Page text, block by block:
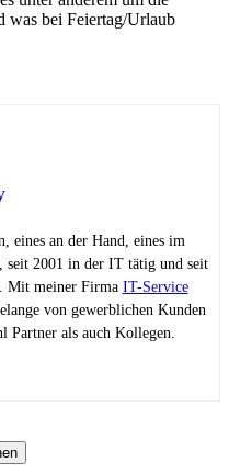
was bei Feiertag/Urlaub
eines an der Hand, eines im
seit 2001 in der IT tätig und seit
Mit meiner Firma IT-Service
von gewerblichen Kunden
Partner als auch Kollegen.